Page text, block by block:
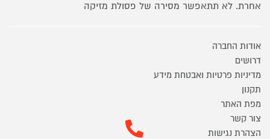
אחרת. לא תתאפשר מסירה של פסולת מזיקה
אודות החברה
דרושים
מדיניות פרטיות ואבטחת מידע
תקנון
מפת האתר
צור קשר
הצהרת נגישות